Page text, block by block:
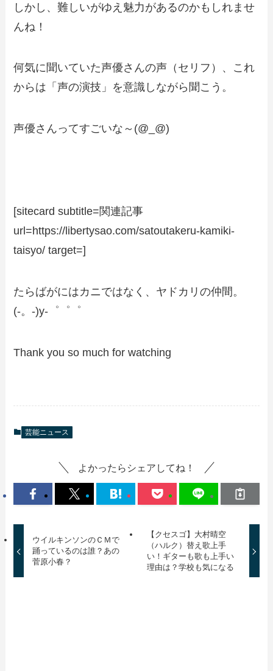
しかし、難しいがゆえ魅力があるのかもしれませ
んね！
何気に聞いていた声優さんの声（セリフ）、これ
からは「声の演技」を意識しながら聞こう。
声優さんってすごいな～(@_@)
[sitecard subtitle=関連記事
url=https://libertysao.com/satoutakeru-kamiki-
taisyo/ target=]
たらばがにはカニではなく、ヤドカリの仲間。
(-。-)y-゜゜゜
Thank you so much for watching
芸能ニュース
よかったらシェアしてね！
ウイルキンソンのＣＭで
踊っているのは誰？あの
菅原小春？
【クセスゴ】大村晴空
（ハルク）替え歌上手
い！ギターも歌も上手い
理由は？学校も気になる